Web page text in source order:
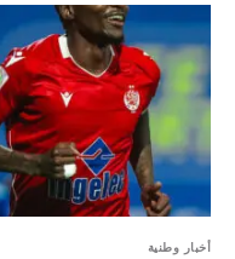
أخبار وطنية